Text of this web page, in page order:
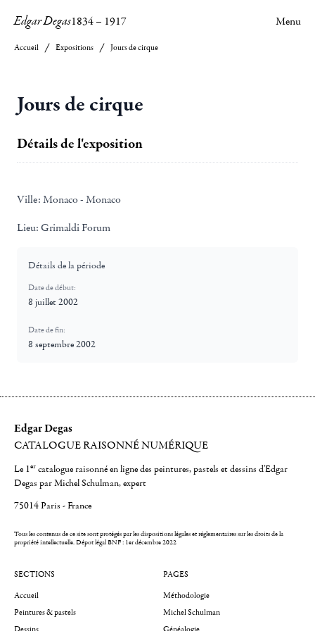
Edgar Degas1834– 1917 Menu
Accueil Expositions Jours de cirque
Jours de cirque
Détails de l'exposition
Ville: Monaco - Monaco
Lieu: Grimaldi Forum
Détails de la période
Date de début:
8 juillet 2002
Date de fin:
8 septembre 2002
Edgar Degas
CATALOGUE RAISONNÉ NUMÉRIQUE
Le 1er catalogue raisonné en ligne des peintures, pastels et dessins d'Edgar
Degas par Michel Schulman, expert
75014 Paris - France
Tous les contenus de ce site sont protégés par les dispositions légales et réglementaires sur les droits de la
propriété intellectuelle.Dépot légal BNF : 1er décembre 2022
SECTIONS
Accueil
Peintures & pastels
PAGES
Méthodologie
Michel Schulman